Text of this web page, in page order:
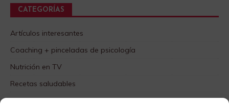
CATEGORÍAS
Artículos interesantes
Coaching + pinceladas de psicología
Nutrición en TV
Recetas saludables
SABORES DIFERENTES